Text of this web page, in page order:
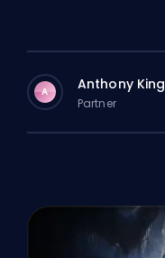
A Anthony King
Partner